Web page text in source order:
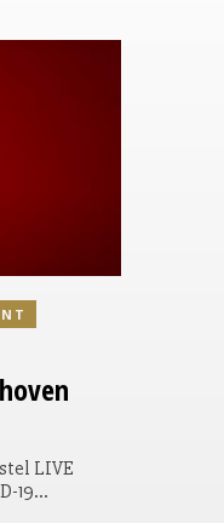
LIVE
19